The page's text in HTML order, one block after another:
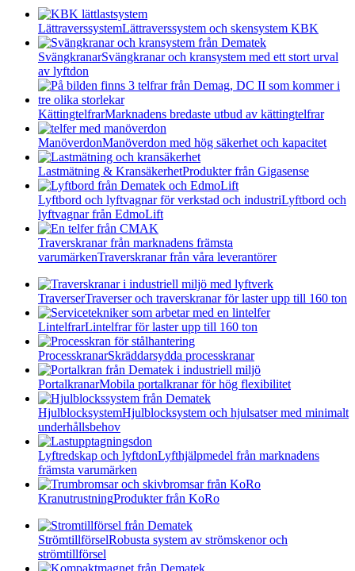
LättraverssystemLättraverssystem och skensystem KBK
SvängkranarSvängkranar och kransystem med ett stort urval
av lyftdon
KättingtelfrarMarknadens bredaste utbud av kättingtelfrar
ManöverdonManöverdon med hög säkerhet och kapacitet
Lastmätning & KransäkerhetProdukter från Gigasense
Lyftbord och lyftvagnar för verkstad och industriLyftbord och
lyftvagnar från EdmoLift
Traverskranar från marknadens främsta
varumärkenTraverskranar från våra leverantörer
TraverserTraverser och traverskranar för laster upp till 160 ton
LintelfrarLintelfrar för laster upp till 160 ton
ProcesskranarSkräddarsydda processkranar
PortalkranarMobila portalkranar för hög flexibilitet
HjulblocksystemHjulblocksystem och hjulsatser med minimalt
underhållsbehov
Lyftredskap och lyftdonLyfthjälpmedel från marknadens
främsta varumärken
KranutrustningProdukter från KoRo
StrömtillförselRobusta system av strömskenor och
strömtillförsel